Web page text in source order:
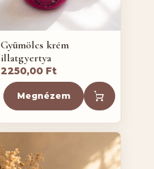
Gyümölcs krém
illatgyertya
2250,00 Ft
Megnézem